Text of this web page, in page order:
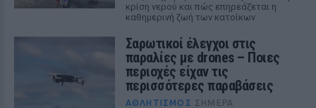
κρίση νερού και πώς επηρεάζεται η
καθημερινή ζωή των κατοίκων
Σαρωτικοί έλεγχοι στις
παραλίες με drones – Ποιες
περιοχές είχαν τις
περισσότερες παραβάσεις
ΑΘΛΗΤΙΣΜΌΣ ΣΉΜΕΡΑ